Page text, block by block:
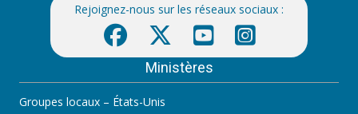
Rejoignez-nous sur les réseaux sociaux :
Ministères
Groupes locaux – États-Unis